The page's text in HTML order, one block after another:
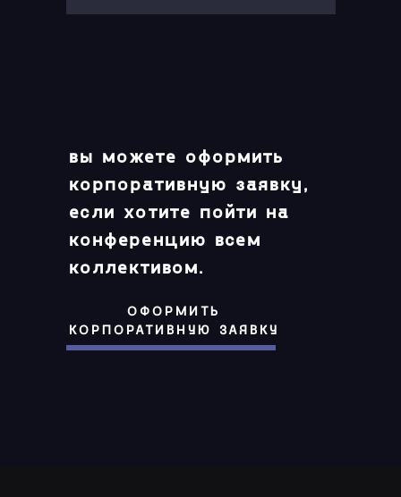
вы можете оформить
корпоративную заявку,
если хотите пойти на
конференцию всем
коллективом.
ОФОРМИТЬ
КОРПОРАТИВНУЮ ЗАЯВКУ